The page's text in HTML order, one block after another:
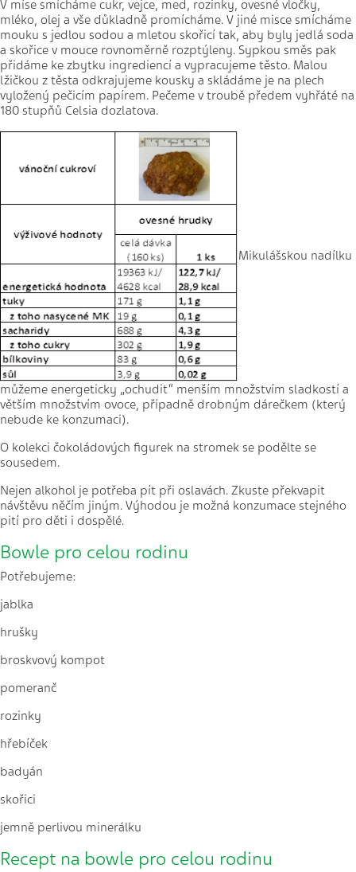
V míse smícháme cukr, vejce, med, rozinky, ovesné vločky,
mléko, olej a vše důkladně promícháme. V jiné misce smícháme
mouku s jedlou sodou a mletou skořicí tak, aby byly jedlá soda
a skořice v mouce rovnoměrně rozptýleny. Sypkou směs pak
přidáme ke zbytku ingrediencí a vypracujeme těsto. Malou
lžičkou z těsta odkrajujeme kousky a skládáme je na plech
vyložený pečicím papírem. Pečeme v troubě předem vyhřáté na
180 stupňů Celsia dozlatova.
Mikulášskou nadílku
můžeme energeticky „ochudit“ menším množstvím sladkostí a
větším množstvím ovoce, případně drobným dárečkem (který
nebude ke konzumaci).
O kolekci čokoládových figurek na stromek se podělte se
sousedem.
Nejen alkohol je potřeba pít při oslavách. Zkuste překvapit
návštěvu něčím jiným. Výhodou je možná konzumace stejného
pití pro děti i dospělé.
Bowle pro celou rodinu
Potřebujeme:
jablka
hrušky
broskvový kompot
pomeranč
rozinky
hřebíček
badyán
skořici
jemně perlivou minerálku
Recept na bowle pro celou rodinu